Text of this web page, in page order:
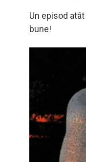
Un episod
bune!